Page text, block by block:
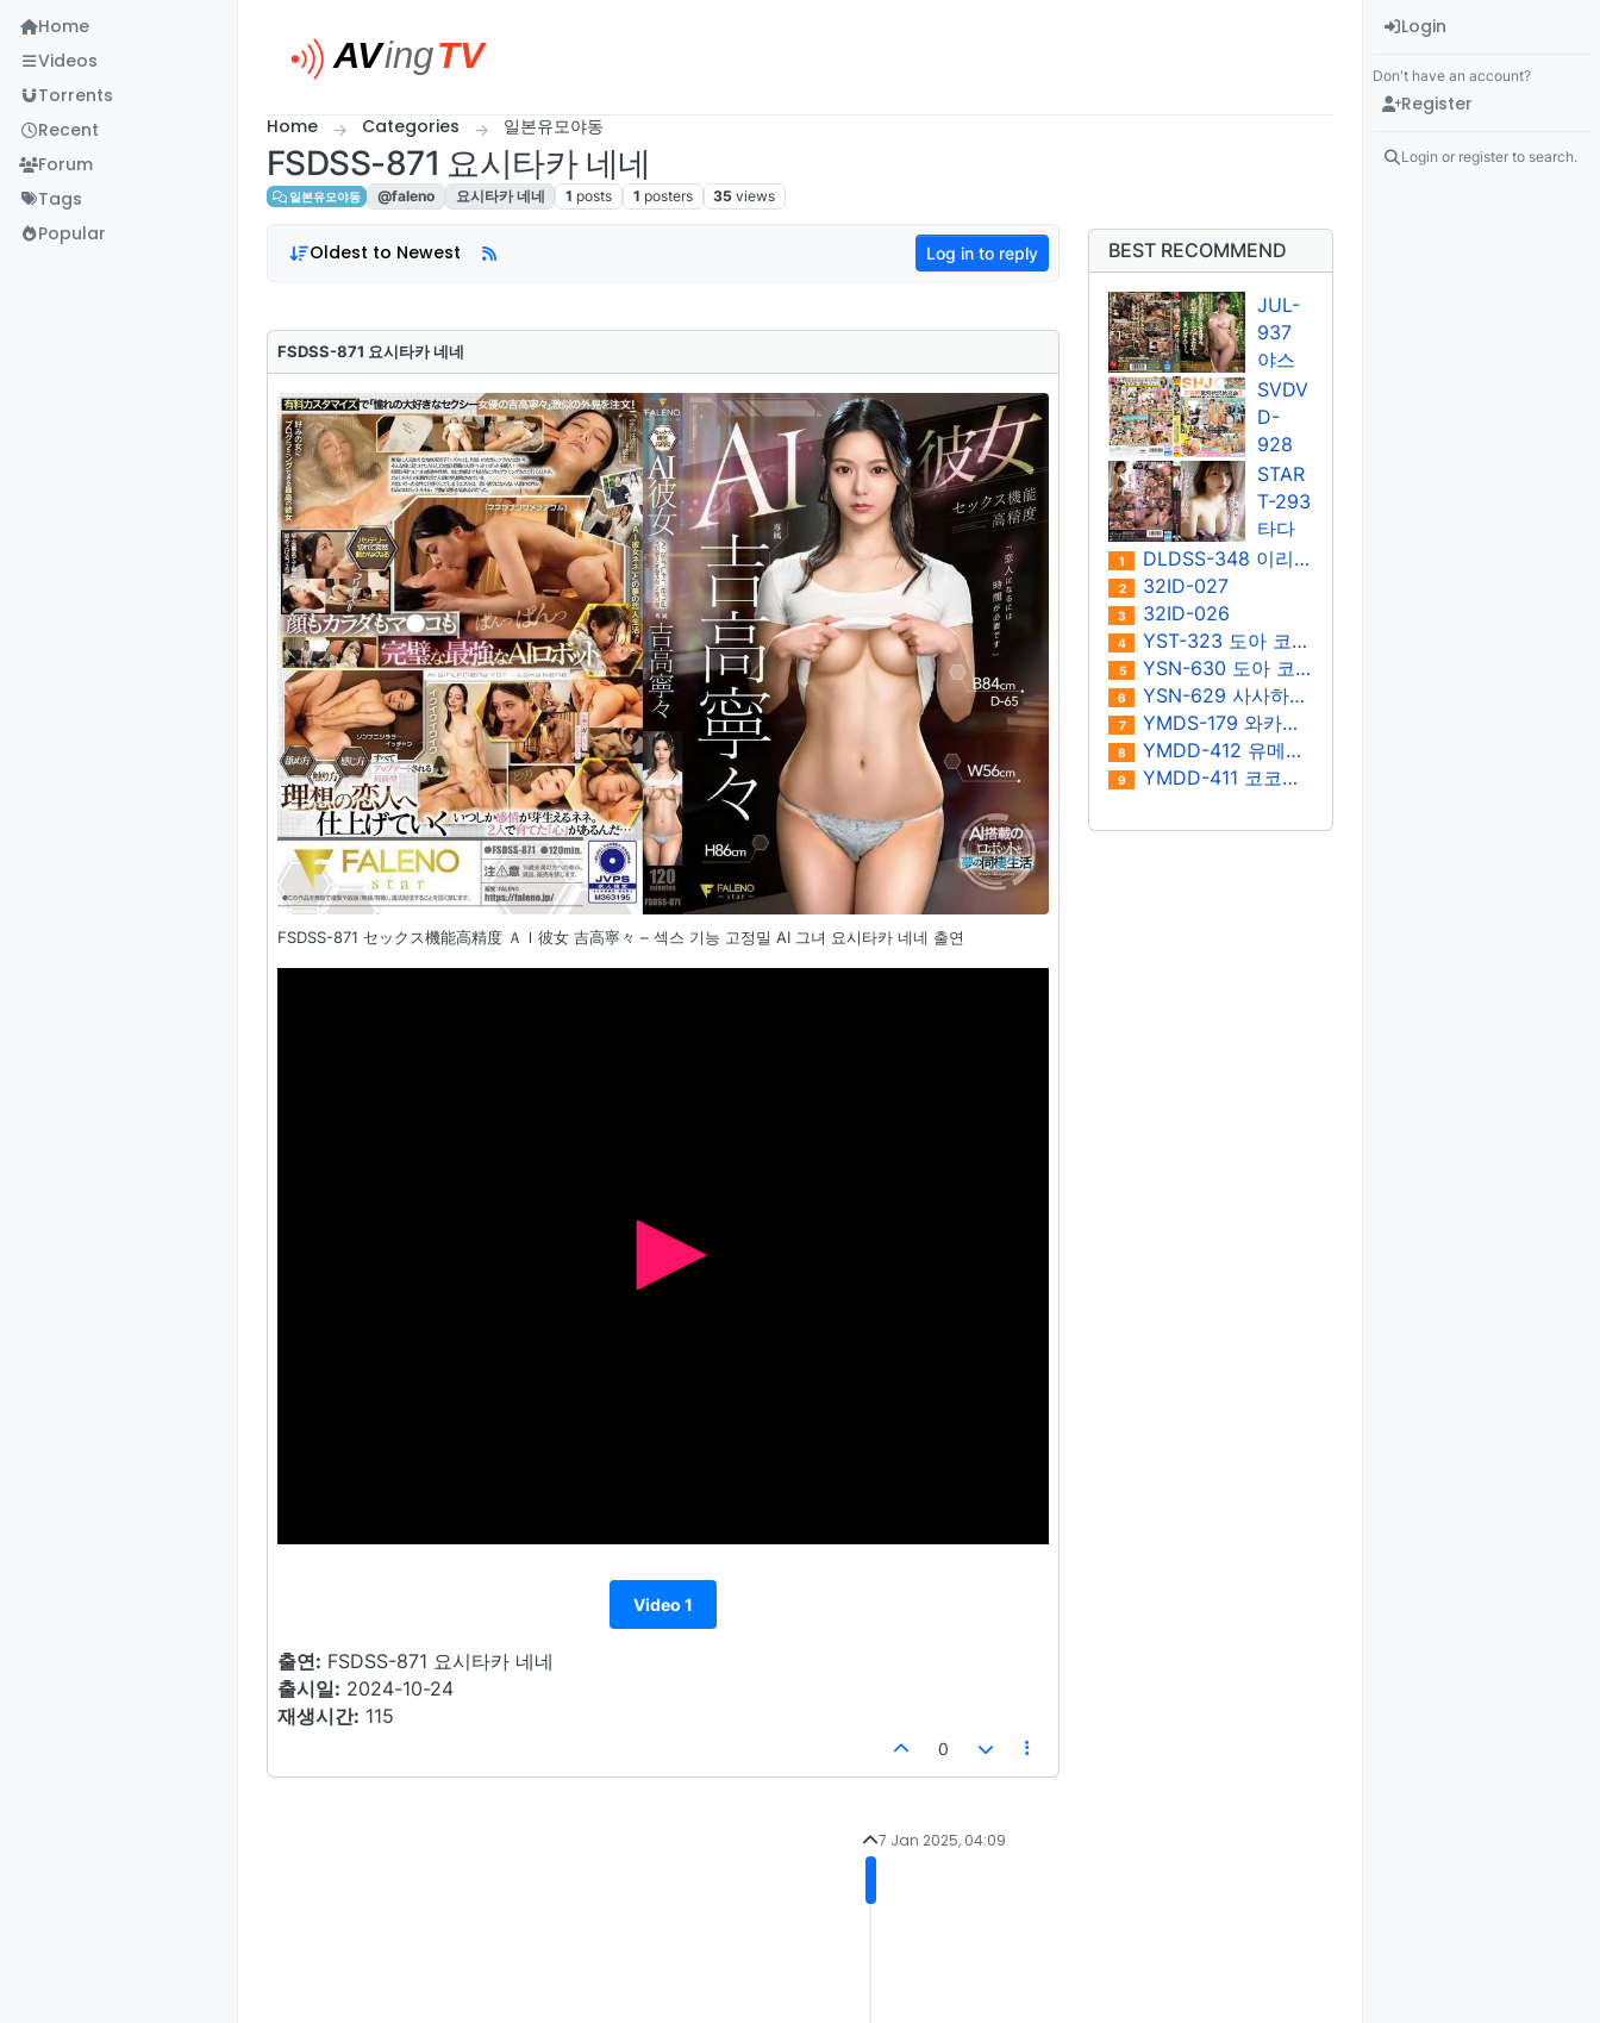
Home
Videos
Torrents
Recent
Forum
Tags
Popular
Home Categories 일본유모야동
FSDSS-871 요시타카 네네
일본유모야동 @faleno 요시타카 네네 1 posts 1 posters 35 views
Oldest to Newest Log in to reply
FSDSS-871 요시타카 네네
FSDSS-871 セックス機能高精度 ＡＩ彼女 吉高寧々 – 섹스 기능 고정밀 AI 그녀 요시타카 네네 출연
Video 1
출연: FSDSS-871 요시타카 네네
출시일: 2024-10-24
재생시간: 115
0
7 Jan 2025, 04:09
BEST RECOMMEND
JUL-
937
야스
미나
미
SVDV
D-
928
쿠도
우 라
라/유
키노
나츠
STAR
T-293
타다
이 마
1 DLDSS-348 이리타 마아야
2 32ID-027
3 32ID-026
4 YST-323 도아 코토네
5 YSN-630 도아 코토네
6 YSN-629 사사하라 우라라
7 YMDS-179 와카미야 호노
8 YMDD-412 유메리 리카
9 YMDD-411 코코노이 스나오
Login
Don't have an account?
Register
Login or register to search.